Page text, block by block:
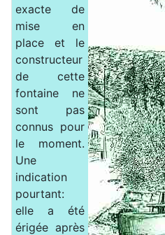
exacte de
mise en
place et le
constructeur
de cette
fontaine ne
sont pas
connus pour
le moment.
Une
indication
pourtant:
elle a été
érigée après